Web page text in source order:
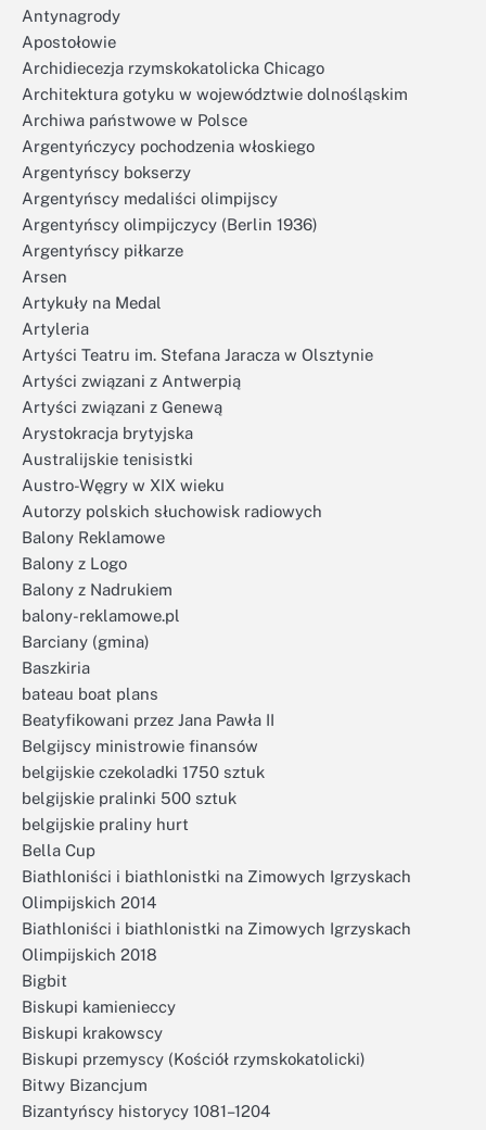
Antynagrody
Apostołowie
Archidiecezja rzymskokatolicka Chicago
Architektura gotyku w województwie dolnośląskim
Archiwa państwowe w Polsce
Argentyńczycy pochodzenia włoskiego
Argentyńscy bokserzy
Argentyńscy medaliści olimpijscy
Argentyńscy olimpijczycy (Berlin 1936)
Argentyńscy piłkarze
Arsen
Artykuły na Medal
Artyleria
Artyści Teatru im. Stefana Jaracza w Olsztynie
Artyści związani z Antwerpią
Artyści związani z Genewą
Arystokracja brytyjska
Australijskie tenisistki
Austro-Węgry w XIX wieku
Autorzy polskich słuchowisk radiowych
Balony Reklamowe
Balony z Logo
Balony z Nadrukiem
balony-reklamowe.pl
Barciany (gmina)
Baszkiria
bateau boat plans
Beatyfikowani przez Jana Pawła II
Belgijscy ministrowie finansów
belgijskie czekoladki 1750 sztuk
belgijskie pralinki 500 sztuk
belgijskie praliny hurt
Bella Cup
Biathloniści i biathlonistki na Zimowych Igrzyskach
Olimpijskich 2014
Biathloniści i biathlonistki na Zimowych Igrzyskach
Olimpijskich 2018
Bigbit
Biskupi kamienieccy
Biskupi krakowscy
Biskupi przemyscy (Kościół rzymskokatolicki)
Bitwy Bizancjum
Bizantyńscy historycy 1081–1204